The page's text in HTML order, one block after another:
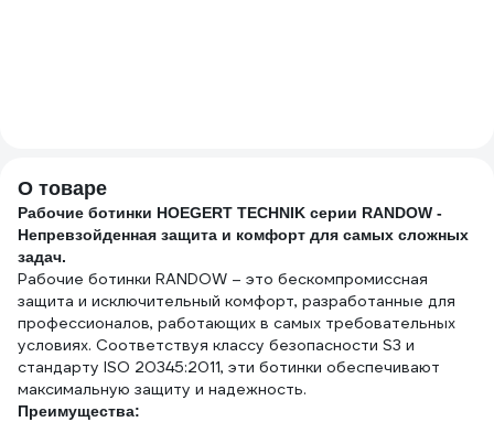
О товаре
Рабочие ботинки HOEGERT TECHNIK серии RANDOW -
Непревзойденная защита и комфорт для самых сложных
задач.
Рабочие ботинки RANDOW – это бескомпромиссная
защита и исключительный комфорт, разработанные для
профессионалов, работающих в самых требовательных
условиях. Соответствуя классу безопасности S3 и
стандарту ISO 20345:2011, эти ботинки обеспечивают
максимальную защиту и надежность.
Преимущества: